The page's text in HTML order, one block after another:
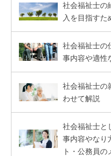
社会福祉士の
入を目指すた
社会福祉士の
事内容や適性
社会福祉士の
わせて解説
社会福祉士と
事内容やなり
ト・公務員の